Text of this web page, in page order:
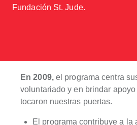
Fundación St. Jude.
En 2009,el programa centra
voluntariado y en brindar
tocaron nuestras puertas.
El programa contribuye a la